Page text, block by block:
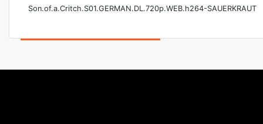
Son.of.a.Critch.S01.GERMAN.DL.720p.WEB.h264-SAUERKRAUT